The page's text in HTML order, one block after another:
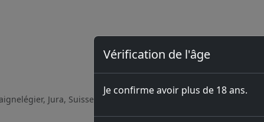
Vérification de l'âge
Je confirme avoir plus de 18 ans.
Jura, Suisse, Europe v2026.05.0-1